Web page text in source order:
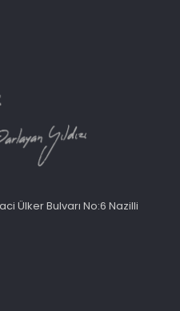
Ülker Bulvarı No:6 Nazilli